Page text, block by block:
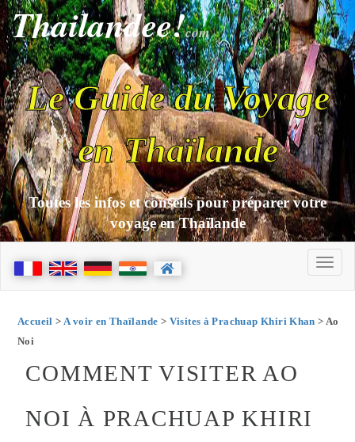
Thailandee!com
Le Guide du Voyage
en Thaïlande
Toutes les infos et conseils pour préparer votre
voyage en Thaïlande
Accueil > A voir en Thaïlande > Visites à Prachuap Khiri Khan > Ao
Noi
COMMENT VISITER AO
NOI À PRACHUAP KHIRI